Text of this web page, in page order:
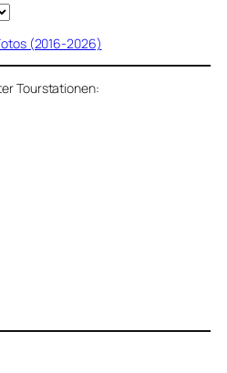
(2016-2026)
Tourstationen: